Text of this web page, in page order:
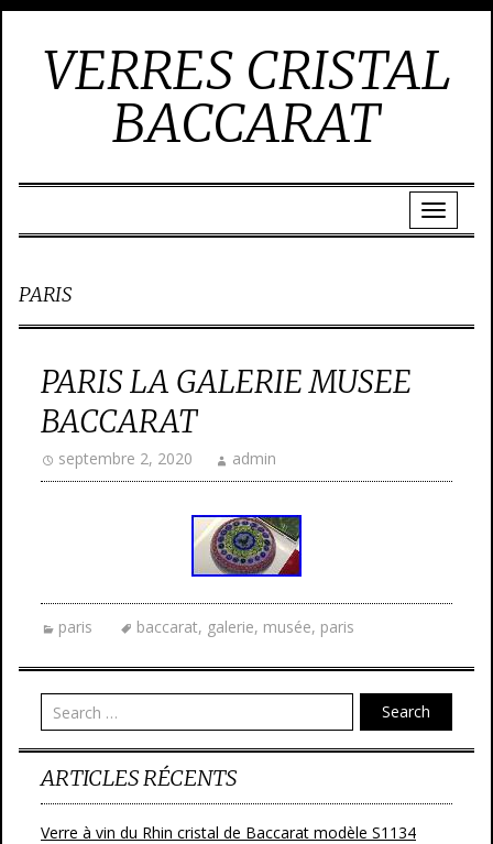
VERRES CRISTAL
BACCARAT
PARIS
PARIS LA GALERIE MUSEE
BACCARAT
septembre 2, 2020 admin
paris baccarat, galerie, musée, paris
Search
ARTICLES RÉCENTS
Verre à vin du Rhin cristal de Baccarat modèle S1134